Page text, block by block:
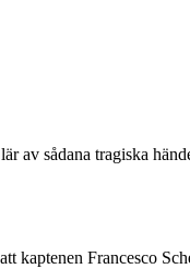
sådana tragiska
Francesco